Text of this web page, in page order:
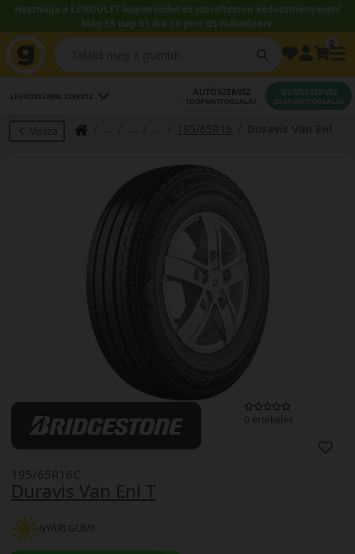
Használja a LENDÜLET kuponkódot és szereltessen kedvezményesen!
Még 55 nap 01 óra 10 perc 04 másodperc.
LEGKÖZELEBBI SZERVIZ AUTÓSZERVIZ
IDŐPONTFOGLALÁS
GUMISZERVIZ
IDŐPONTFOGLALÁS
Vissza 195/65R16
0 értékelés
Duravis Van Enl T
195/65R16C
NYÁRI GUMI